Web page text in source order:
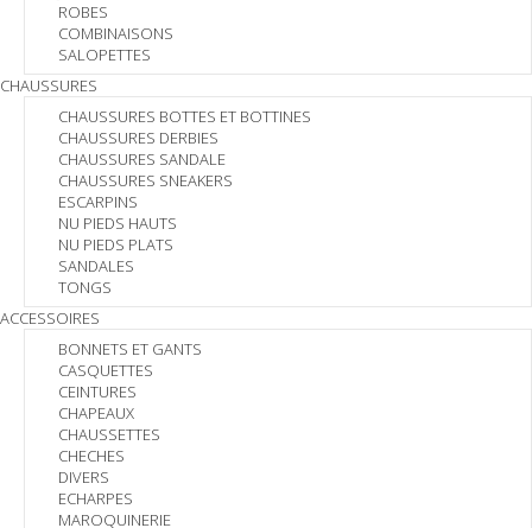
ROBES
COMBINAISONS
SALOPETTES
CHAUSSURES
CHAUSSURES BOTTES ET BOTTINES
CHAUSSURES DERBIES
CHAUSSURES SANDALE
CHAUSSURES SNEAKERS
ESCARPINS
NU PIEDS HAUTS
NU PIEDS PLATS
SANDALES
TONGS
ACCESSOIRES
BONNETS ET GANTS
CASQUETTES
CEINTURES
CHAPEAUX
CHAUSSETTES
CHECHES
DIVERS
ECHARPES
MAROQUINERIE